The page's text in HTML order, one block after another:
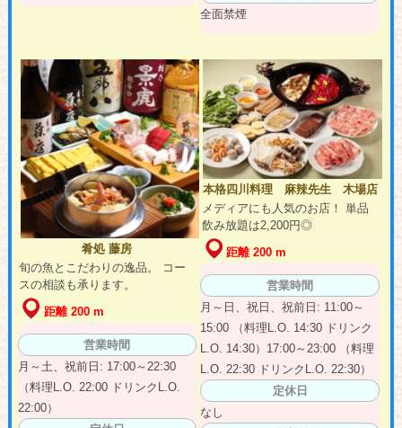
全面禁煙
肴処 藤房
旬の魚とこだわりの逸品。 コー
スの相談も承ります。
距離 200 m
営業時間
月～土、祝前日: 17:00～22:30
（料理L.O. 22:00 ドリンクL.O.
22:00）
本格四川料理 麻辣先生 木場店
メディアにも人気のお店！ 単品
飲み放題は2,200円◎
距離 200 m
営業時間
月～日、祝日、祝前日: 11:00～
15:00 （料理L.O. 14:30 ドリンク
L.O. 14:30）17:00～23:00 （料理
L.O. 22:30 ドリンクL.O. 22:30）
定休日
なし